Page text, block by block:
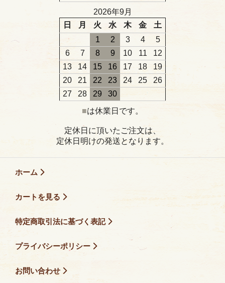
2026年9月
日
月 火 水 木 金
土
1
2 3 4
5
6
7 8 9 10 11
12
13
14 15 16 17 18
19
20
21 22 23 24 25
26
27
28 29
30
■は休業日です。
定休日に頂いたご注文は、
定休日明けの発送となります。
ホーム
カートを見る
特定商取引法に基づく表記
プライバシーポリシー
お問い合わせ